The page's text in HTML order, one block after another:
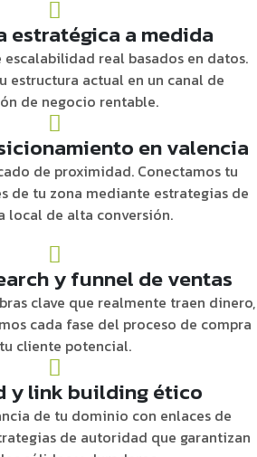
estratégica a medida
escalabilidad real basados en datos.
estructura actual en un canal de
de negocio rentable.
en valencia
de proximidad. Conectamos tu
de tu zona mediante estrategias de
local de alta conversión.
y funnel de ventas
clave que realmente traen dinero,
cada fase del proceso de compra
cliente potencial.
y link building ético
de tu dominio con enlaces de
de autoridad que garantizan